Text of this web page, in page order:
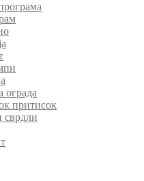
притисок
сврдли